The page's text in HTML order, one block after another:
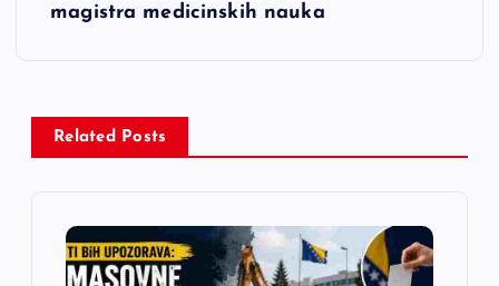
a
magistra medicinskih nauka
Related Posts